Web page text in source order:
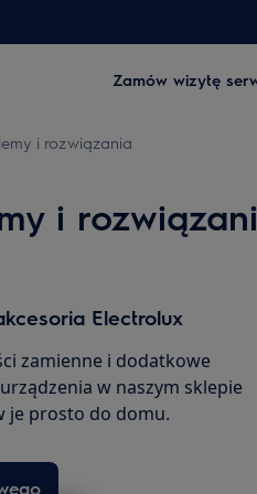
Zamów wizytę
i rozwiązania
i
Electrolux
zamienne i dodatkowe
w naszym sklepie
je prosto do domu.